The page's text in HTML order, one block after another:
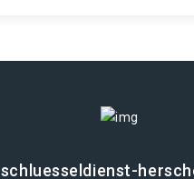
schluesseldienst-